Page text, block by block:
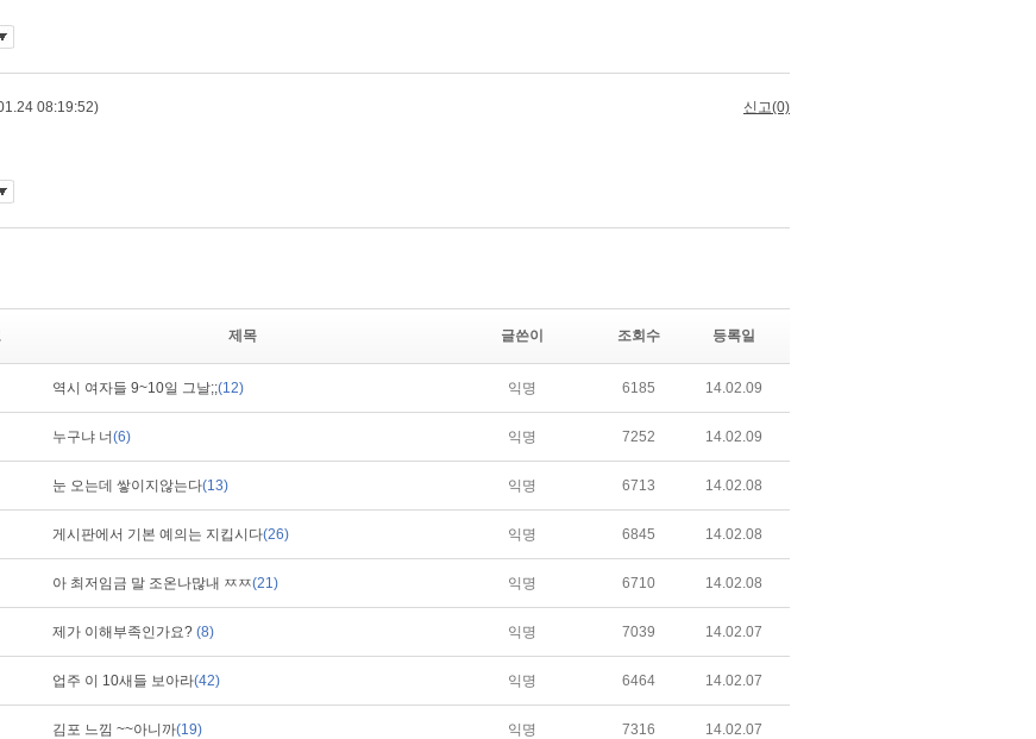
제목 글쓴이 조회수 등록일
역시 여자들 9~10일 그날;;(12) 익명 6185 14.02.09
누구냐 너(6) 익명 7252 14.02.09
눈 오는데 쌓이지않는다(13) 익명 6713 14.02.08
게시판에서 기본 예의는 지킵시다(26) 익명 6845 14.02.08
아 최저임금 말 조온나많내 ㅉㅉ(21) 익명 6710 14.02.08
제가 이해부족인가요? (8) 익명 7039 14.02.07
업주 이 10새들 보아라(42) 익명 6464 14.02.07
김포 느낌 ~~아니까(19) 익명 7316 14.02.07